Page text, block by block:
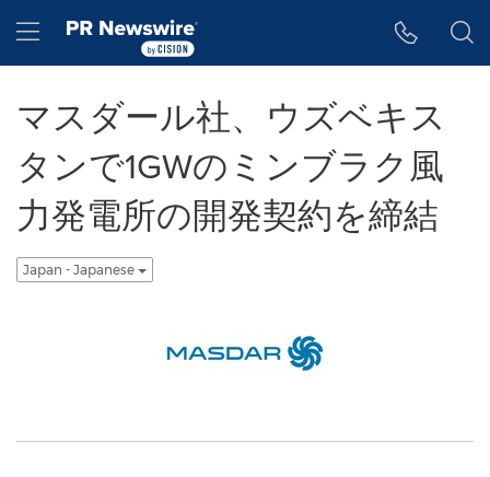
Hamburger menu
マスダール社、ウズベキス
タンで1GWのミンブラク風
力発電所の開発契約を締結
Japan - Japanese